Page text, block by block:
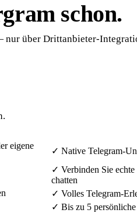
schon.
über Drittanbieter-
eigene
✓ Native Telegram-
✓ Verbinden Sie
chatten
✓ Volles Telegram-
✓ Bis zu 5